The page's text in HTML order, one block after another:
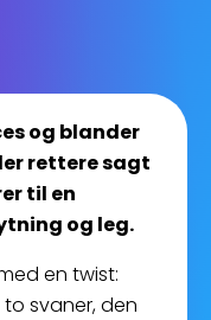
og blander
rettere sagt
til en
og leg.
en twist:
svaner, den